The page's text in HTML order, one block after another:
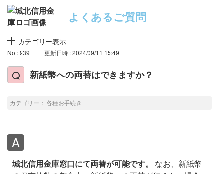
よくあるご質問
カテゴリー表示
No : 939 更新日時 : 2024/09/11 15:49
新紙幣への両替はできますか？
カテゴリー： 各種お手続き
城北信用金庫窓口にて両替が可能です。
なお、新紙幣